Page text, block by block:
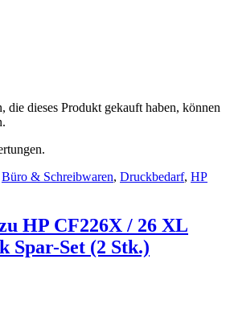
die dieses Produkt gekauft haben, können
Büro & Schreibwaren, Druckbedarf, HP
HP CF226X / 26 XL
Spar-Set (2 Stk.)